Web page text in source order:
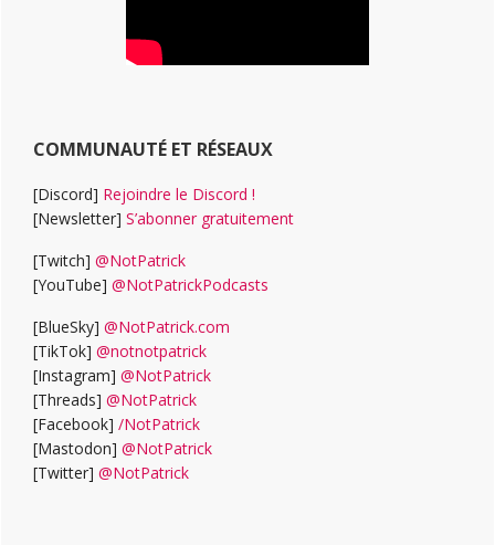
COMMUNAUTÉ ET RÉSEAUX
[Discord] Rejoindre le Discord !
[Newsletter] S’abonner gratuitement
[Twitch] @NotPatrick
[YouTube] @NotPatrickPodcasts
[BlueSky] @NotPatrick.com
[TikTok] @notnotpatrick
[Instagram] @NotPatrick
[Threads] @NotPatrick
[Facebook] /NotPatrick
[Mastodon] @NotPatrick
[Twitter] @NotPatrick